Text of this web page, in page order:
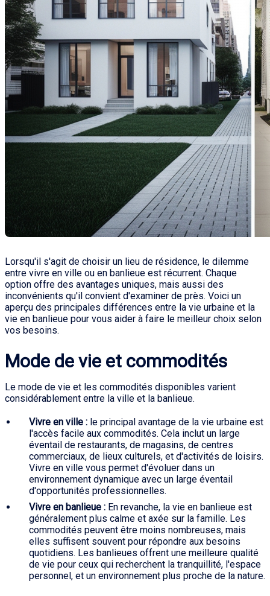
Lorsqu'il s'agit de choisir un lieu de résidence, le dilemme
entre vivre en ville ou en banlieue est récurrent. Chaque
option offre des avantages uniques, mais aussi des
inconvénients qu'il convient d'examiner de près. Voici un
aperçu des principales différences entre la vie urbaine et la
vie en banlieue pour vous aider à faire le meilleur choix selon
vos besoins.
Mode de vie et commodités
Le mode de vie et les commodités disponibles varient
considérablement entre la ville et la banlieue.
Vivre en ville : le principal avantage de la vie urbaine est
l'accès facile aux commodités. Cela inclut un large
éventail de restaurants, de magasins, de centres
commerciaux, de lieux culturels, et d'activités de loisirs.
Vivre en ville vous permet d'évoluer dans un
environnement dynamique avec un large éventail
d'opportunités professionnelles.
Vivre en banlieue : En revanche, la vie en banlieue est
généralement plus calme et axée sur la famille. Les
commodités peuvent être moins nombreuses, mais
elles suffisent souvent pour répondre aux besoins
quotidiens. Les banlieues offrent une meilleure qualité
de vie pour ceux qui recherchent la tranquillité, l'espace
personnel, et un environnement plus proche de la nature.